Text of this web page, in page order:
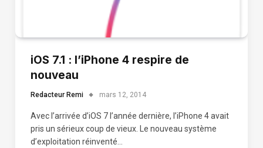
iOS 7.1 : l’iPhone 4 respire de
nouveau
Redacteur Remi mars 12, 2014
Avec l’arrivée d’iOS 7 l’année dernière, l’iPhone 4 avait
pris un sérieux coup de vieux. Le nouveau système
d’exploitation réinventé…